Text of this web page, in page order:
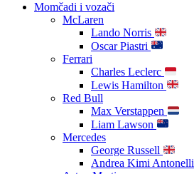
Momčadi i vozači
McLaren
Lando Norris
Oscar Piastri
Ferrari
Charles Leclerc
Lewis Hamilton
Red Bull
Max Verstappen
Liam Lawson
Mercedes
George Russell
Andrea Kimi Antonelli